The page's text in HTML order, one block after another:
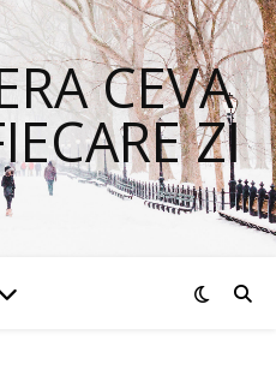
CEVA
ZI